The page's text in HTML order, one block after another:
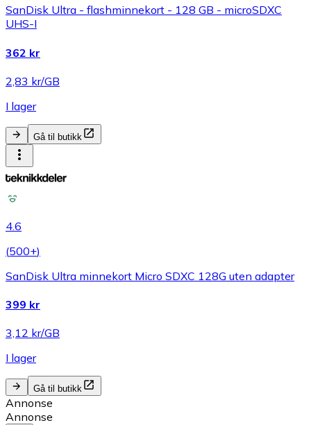
SanDisk Ultra - flashminnekort - 128 GB - microSDXC
UHS-I
362 kr
2,83 kr/GB
I lager
Gå til butikk
4.6
(500+)
SanDisk Ultra minnekort Micro SDXC 128G uten adapter
399 kr
3,12 kr/GB
I lager
Gå til butikk
Annonse
Annonse